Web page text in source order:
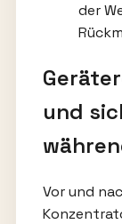
der
und
Vor und